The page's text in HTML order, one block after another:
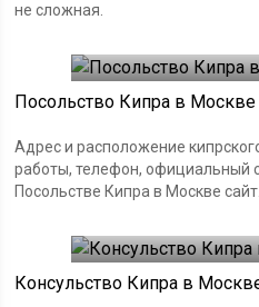
не сложная.
Посольство Кипра в Москве
Адрес и расположение
работы, телефон, официальный
Посольстве Кипра в Москве сайт.
Консульство Кипра в